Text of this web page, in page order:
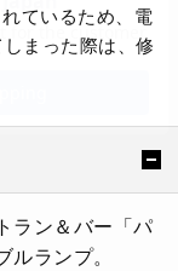
ているため、電
まった際は、修
ラン＆バー「パ
ランプ。